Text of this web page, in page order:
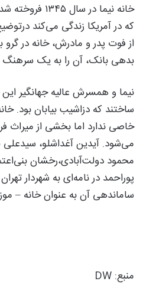
خانه نیما در
که در آمریکا زندگی می‌کند
از فوت پدر و مادرش، خانه در
بدهی بانک، آن را به یک سرهنگ
ساختند که دزاشیب بیابان بود.
خاصی ندارد اما بخشی از میراث
می‌شود. آیدین آغداشلو،
محمود دولت‌آبادی،رخشان
پوراحمد در نامه‌ای به شهردار
ساماندهی آن به عنوان خانه –
منبع: DW